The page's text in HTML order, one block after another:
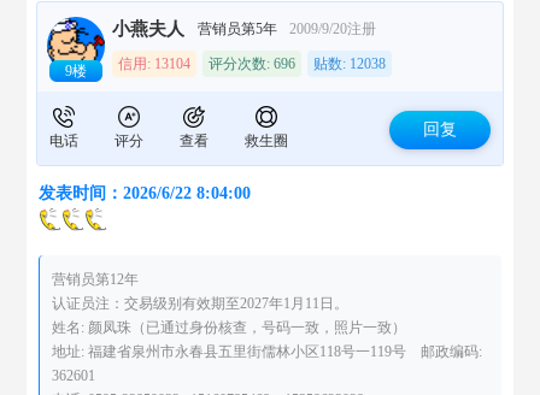
9楼
小燕夫人 营销员第5年 2009/9/20注册
信用: 13104 评分次数: 696 贴数: 12038
电话 评分 查看 救生圈
回复
发表时间：2026/6/22 8:04:00
营销员第12年
认证员注：交易级别有效期至2027年1月11日。
姓名: 颜凤珠（已通过身份核查，号码一致，照片一致）
地址: 福建省泉州市永春县五里街儒林小区118号一119号 邮政编码:
362601